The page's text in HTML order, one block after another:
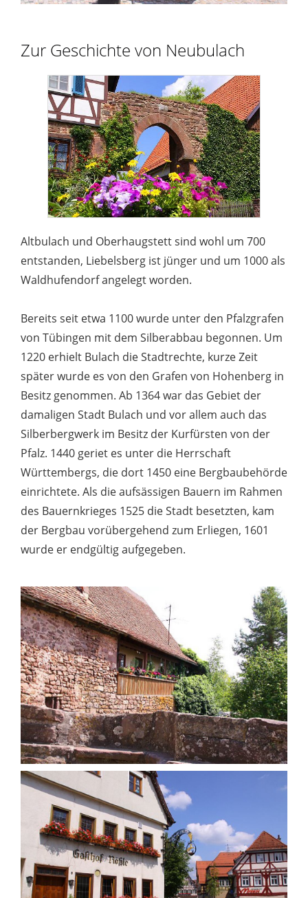
Zur Geschichte von Neubulach
Altbulach und Oberhaugstett sind wohl um 700
entstanden, Liebelsberg ist jünger und um 1000 als
Waldhufendorf angelegt worden.
Bereits seit etwa 1100 wurde unter den Pfalzgrafen
von Tübingen mit dem Silberabbau begonnen. Um
1220 erhielt Bulach die Stadtrechte, kurze Zeit
später wurde es von den Grafen von Hohenberg in
Besitz genommen. Ab 1364 war das Gebiet der
damaligen Stadt Bulach und vor allem auch das
Silberbergwerk im Besitz der Kurfürsten von der
Pfalz. 1440 geriet es unter die Herrschaft
Württembergs, die dort 1450 eine Bergbaubehörde
einrichtete. Als die aufsässigen Bauern im Rahmen
des Bauernkrieges 1525 die Stadt besetzten, kam
der Bergbau vorübergehend zum Erliegen, 1601
wurde er endgültig aufgegeben.